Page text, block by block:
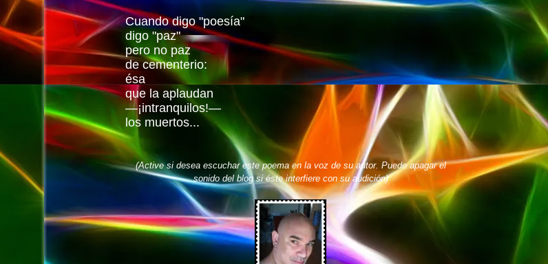
Cuando digo "poesía"
digo "paz"
pero no paz
de cementerio:
ésa
que la aplaudan
—¡intranquilos!—
los muertos...
(Active si desea escuchar este poema en la voz de su autor. Puede apagar el
sonido del blog si éste interfiere con su audición)